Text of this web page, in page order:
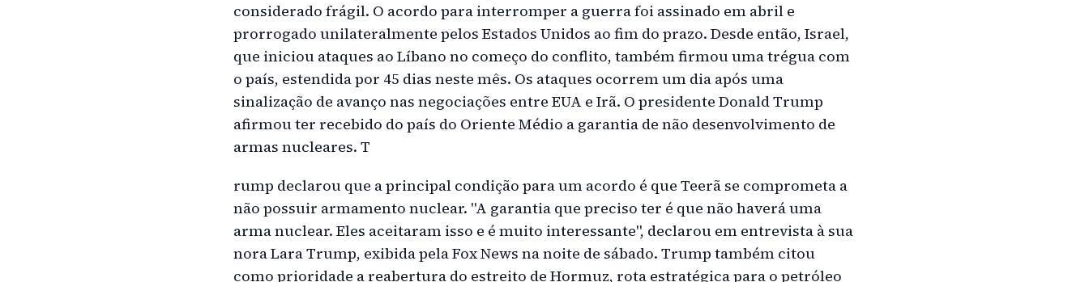
considerado frágil. O acordo para interromper a guerra foi assinado em abril e
prorrogado unilateralmente pelos Estados Unidos ao fim do prazo. Desde então, Israel,
que iniciou ataques ao Líbano no começo do conflito, também firmou uma trégua com
o país, estendida por 45 dias neste mês. Os ataques ocorrem um dia após uma
sinalização de avanço nas negociações entre EUA e Irã. O presidente Donald Trump
afirmou ter recebido do país do Oriente Médio a garantia de não desenvolvimento de
armas nucleares. T
rump declarou que a principal condição para um acordo é que Teerã se comprometa a
não possuir armamento nuclear. "A garantia que preciso ter é que não haverá uma
arma nuclear. Eles aceitaram isso e é muito interessante", declarou em entrevista à sua
nora Lara Trump, exibida pela Fox News na noite de sábado. Trump também citou
como prioridade a reabertura do estreito de Hormuz, rota estratégica para o petróleo